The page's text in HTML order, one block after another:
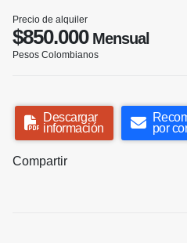
Precio de alquiler
$850.000Mensual
Pesos Colombianos
Descargar
información
por
Compartir